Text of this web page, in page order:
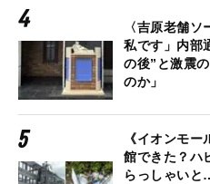
〈吉原老舗
私です」内部
の後”と激震
のか」
《イオンモ
館できた？ハ
らっしゃいと